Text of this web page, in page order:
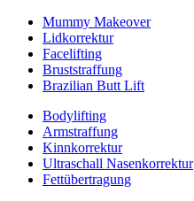
Mummy Makeover
Lidkorrektur
Facelifting
Bruststraffung
Brazilian Butt Lift
Bodylifting
Armstraffung
Kinnkorrektur
Ultraschall Nasenkorrektur
Fettübertragung